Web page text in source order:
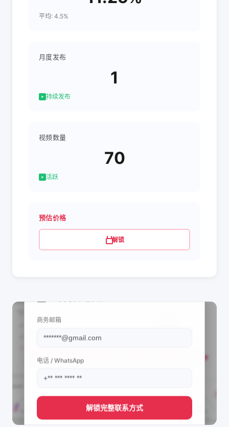
平均: 4.5%
月度发布
1
持续发布
视频数量
70
活跃
预估价格
解锁
商务邮箱
电话 / WhatsApp
解锁完整联系方式